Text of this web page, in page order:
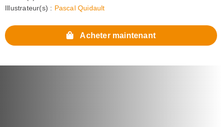
Illustrateur(s) : Pascal Quidault
Acheter maintenant